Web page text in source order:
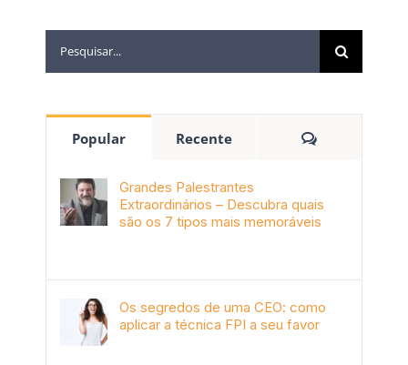
Popular Recente
Grandes Palestrantes
Extraordinários – Descubra quais
são os 7 tipos mais memoráveis
Os segredos de uma CEO: como
aplicar a técnica FPI a seu favor